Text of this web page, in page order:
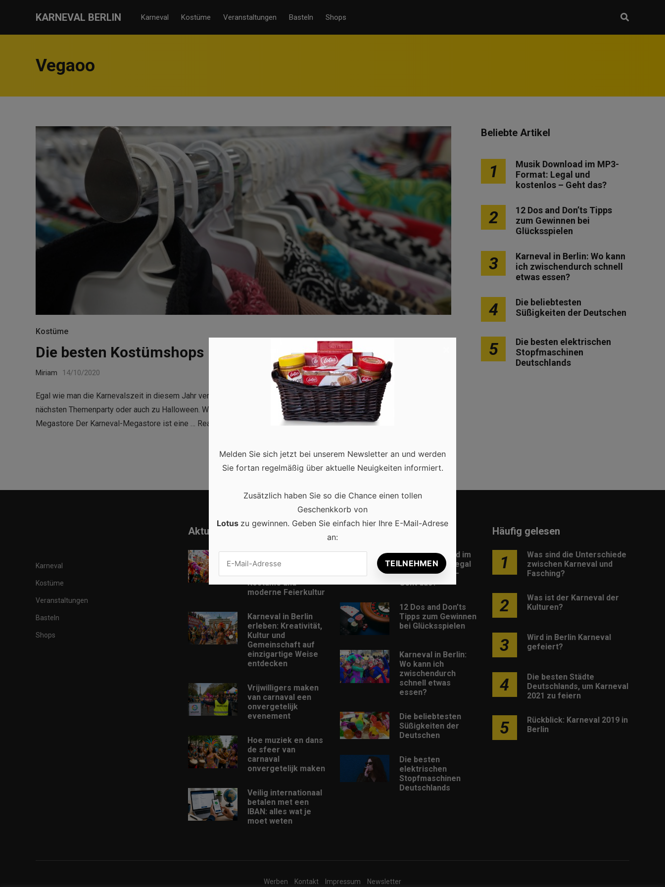
KARNEVAL BERLIN Karneval Kostüme Veranstaltungen Basteln Shops
Vegaoo
Kostüme
Die besten Kostümshops
Miriam 14/10/2020
Egal wie man die Karnevalszeit in diesem Jahr verbringt, es gibt immer einen Anlass sich zu verkleiden. Sei es zur
nächsten Themenparty oder auch zu Halloween. Wo aber findet man die besten Angebote für Kostüme? Karneval-
Megastore Der Karneval-Megastore ist eine … Read more
Beliebte Artikel
1
Musik Download im MP3-
Format: Legal und
kostenlos – Geht das?
2
12 Dos and Don’ts Tipps
zum Gewinnen bei
Glücksspielen
3
Karneval in Berlin: Wo kann
ich zwischendurch schnell
etwas essen?
4
Die beliebtesten
Süßigkeiten der Deutschen
5
Die besten elektrischen
Stopfmaschinen
Deutschlands
Karneval
Kostüme
Veranstaltungen
Basteln
Shops
Aktuell
Karneval in
Deutschland:
Kostüme und
moderne Feierkultur
Karneval in Berlin
erleben: Kreativität,
Kultur und
Gemeinschaft auf
einzigartige Weise
entdecken
Vrijwilligers maken
van carnaval een
onvergetelijk
evenement
Hoe muziek en dans
de sfeer van
carnaval
onvergetelijk maken
Veilig internationaal
betalen met een
IBAN: alles wat je
moet weten
Musik Download im
MP3-Format: Legal
und kostenlos –
Geht das?
12 Dos and Don’ts
Tipps zum Gewinnen
bei Glücksspielen
Karneval in Berlin:
Wo kann ich
zwischendurch
schnell etwas
essen?
Die beliebtesten
Süßigkeiten der
Deutschen
Die besten
elektrischen
Stopfmaschinen
Deutschlands
Häufig gelesen
1
Was sind die Unterschiede
zwischen Karneval und
Fasching?
2
Was ist der Karneval der
Kulturen?
3
Wird in Berlin Karneval
gefeiert?
4
Die besten Städte
Deutschlands, um Karneval
2021 zu feiern
5
Rückblick: Karneval 2019 in
Berlin
Werben Kontakt Impressum Newsletter
Melden Sie sich jetzt bei unserem Newsletter an und werden
Sie fortan regelmäßig über aktuelle Neuigkeiten informiert.
Zusätzlich haben Sie so die Chance einen tollen
Geschenkkorb von
Lotus zu gewinnen. Geben Sie einfach hier Ihre E-Mail-Adrese
an: